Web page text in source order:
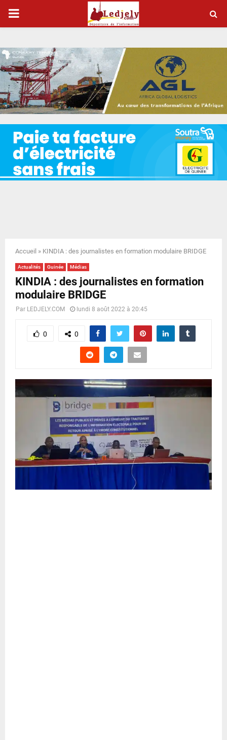
P
I
M
A
R
Y
N
U
Accueil » KINDIA : des journalistes en formation modulaire BRIDGE
Actualités Guinée Médias
KINDIA : des journalistes en formation
modulaire BRIDGE
Par LEDJELY.COM lundi 8 août 2022 à 20:45
0 0